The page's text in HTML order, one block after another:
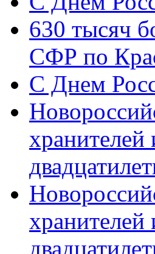
630 тысяч
СФР по
C Днем
хранителей
хранителей